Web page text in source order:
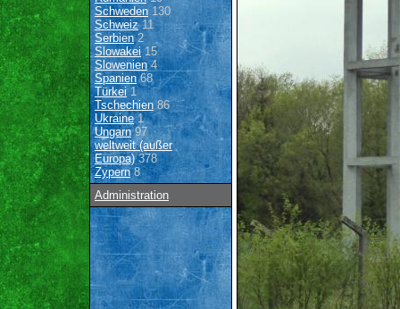
Schweden 130
Schweiz11
Serbien2
Slowakei15
Slowenien4
Spanien68
Türkei1
Tschechien 86
Ukraine1
Ungarn97
weltweit (außer
Europa)378
Zypern8
Administration